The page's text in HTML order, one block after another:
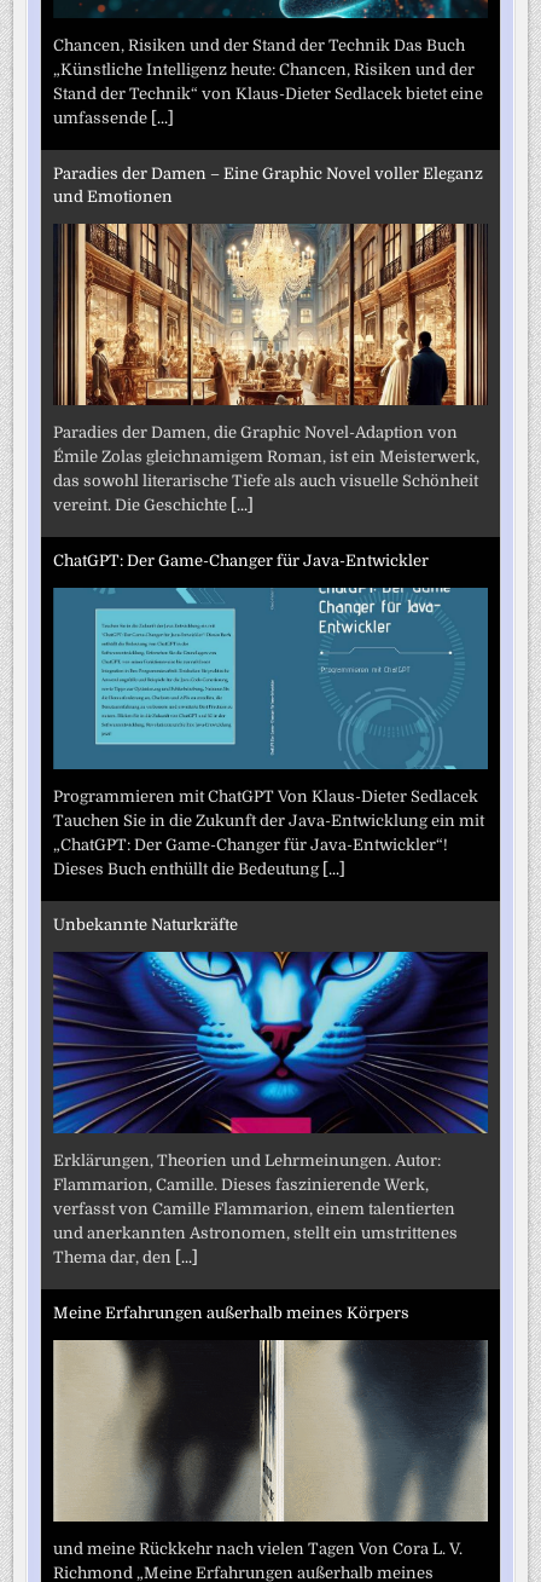
Chancen, Risiken und der Stand der Technik Das Buch
„Künstliche Intelligenz heute: Chancen, Risiken und der
Stand der Technik“ von Klaus-Dieter Sedlacek bietet eine
umfassende [...]
Paradies der Damen – Eine Graphic Novel voller Eleganz
und Emotionen
Paradies der Damen, die Graphic Novel-Adaption von
Émile Zolas gleichnamigem Roman, ist ein Meisterwerk,
das sowohl literarische Tiefe als auch visuelle Schönheit
vereint. Die Geschichte [...]
ChatGPT: Der Game-Changer für Java-Entwickler
Programmieren mit ChatGPT Von Klaus-Dieter Sedlacek
Tauchen Sie in die Zukunft der Java-Entwicklung ein mit
„ChatGPT: Der Game-Changer für Java-Entwickler“!
Dieses Buch enthüllt die Bedeutung [...]
Unbekannte Naturkräfte
Erklärungen, Theorien und Lehrmeinungen. Autor:
Flammarion, Camille. Dieses faszinierende Werk,
verfasst von Camille Flammarion, einem talentierten
und anerkannten Astronomen, stellt ein umstrittenes
Thema dar, den
[...]
Meine Erfahrungen außerhalb meines Körpers
und meine Rückkehr nach vielen Tagen Von Cora L. V.
Richmond „Meine Erfahrungen außerhalb meines